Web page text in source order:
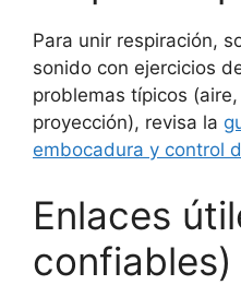
Para unir respiración,
sonido con ejercicios
problemas típicos
proyección), revisa la
embocadura y control
Enlaces
confiables)